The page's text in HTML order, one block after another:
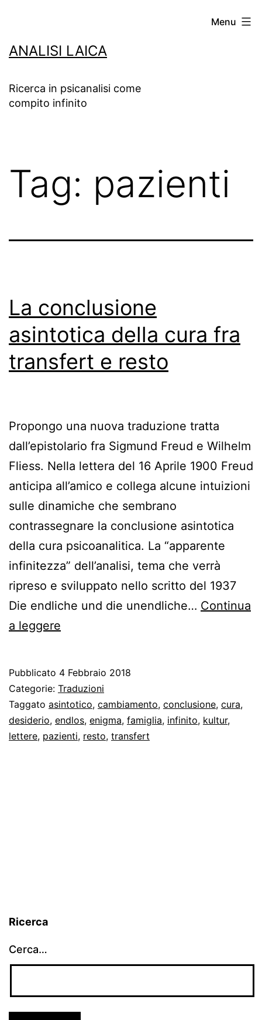
contenuto
ANALISI LAICA
Ricerca in psicanalisi come
compito infinito
Menu
Tag: pazienti
La conclusione
asintotica della cura fra
transfert e resto
Propongo una nuova traduzione tratta
dall’epistolario fra Sigmund Freud e Wilhelm
Fliess. Nella lettera del 16 Aprile 1900 Freud
anticipa all’amico e collega alcune intuizioni
sulle dinamiche che sembrano
contrassegnare la conclusione asintotica
della cura psicoanalitica. La “apparente
infinitezza” dell’analisi, tema che verrà
ripreso e sviluppato nello scritto del 1937
Die endliche und die unendliche… Continua
a leggere
della
cura
fra
transfert
Pubblicato 4 Febbraio 2018
Categorie: Traduzioni
Taggato asintotico, cambiamento, conclusione, cura,
desiderio, endlos, enigma, famiglia, infinito, kultur,
lettere, pazienti, resto, transfert
Ricerca
Cerca…